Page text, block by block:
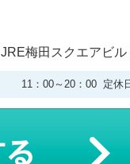
梅田スクエアビル
11：00～20：00 定休